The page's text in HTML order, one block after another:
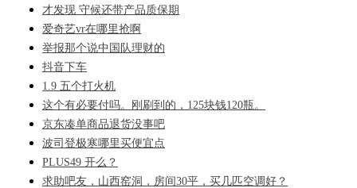
才发现 守候还带产品质保期
爱奇艺vr在哪里抢啊
举报那个说中国队理财的
抖音下车
1.9 五个打火机
这个有必要付吗。刚刷到的，125块钱120瓶。
京东凑单商品退货没事吧
波司登极寒哪里买便宜点
PLUS49 开么？
求助吧友，山西窑洞，房间30平，买几匹空调好？